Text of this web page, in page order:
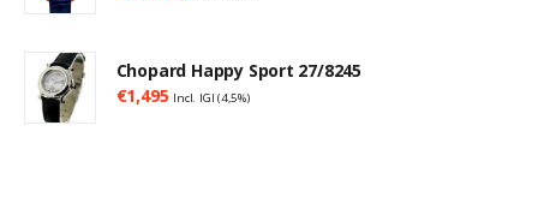
Chopard Happy Sport 27/8245
€1,495 Incl. IGI (4,5%)